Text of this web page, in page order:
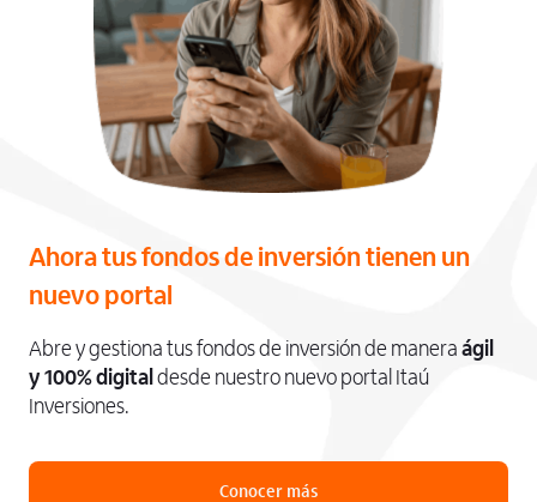
Ahora tus fondos de inversión tienen un
nuevo portal
Abre y gestiona tus fondos de inversión de manera ágil
y 100% digitaldesde nuestro nuevo portal Itaú
Inversiones.
Conocer más